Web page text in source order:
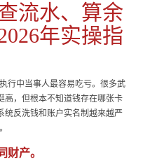
流水、算余
年实操指
行中当事人最容易吃亏。很多武
高，但根本不知道钱存在哪张卡
统反洗钱和账户实名制越来越严
财产。